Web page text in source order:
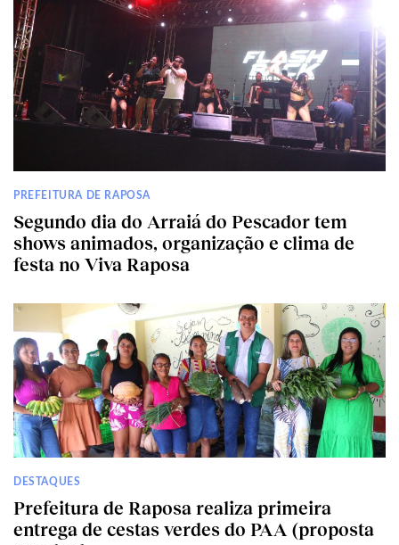
PREFEITURA DE RAPOSA
Segundo dia do Arraiá do Pescador tem
shows animados, organização e clima de
festa no Viva Raposa
DESTAQUES
Prefeitura de Raposa realiza primeira
entrega de cestas verdes do PAA (proposta